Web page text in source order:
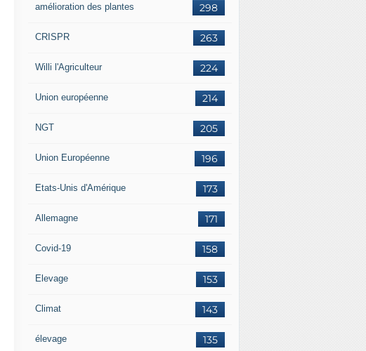
298
amélioration des plantes
263
CRISPR
224
Willi l'Agriculteur
214
Union européenne
205
NGT
196
Union Européenne
173
Etats-Unis d'Amérique
171
Allemagne
158
Covid-19
153
Elevage
143
Climat
135
élevage